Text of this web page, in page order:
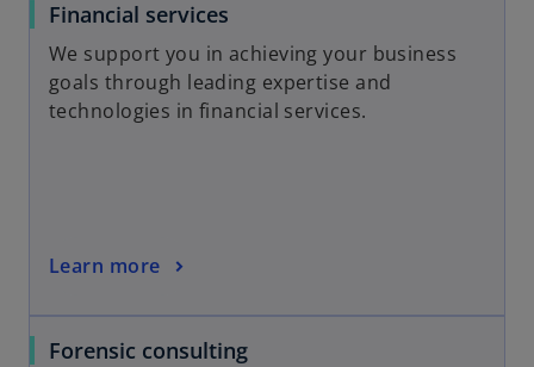
Financial services
We support you in achieving your business
goals through leading expertise and
technologies in financial services.
Learn more
Forensic consulting